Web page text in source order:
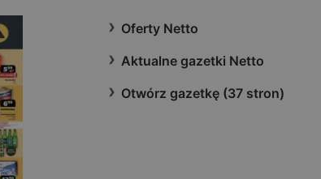
Oferty Netto
Aktualne gazetki Netto
Otwórz gazetkę (37 stron)